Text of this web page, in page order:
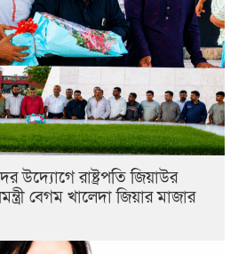
উদ্যোগে রাষ্ট্রপতি জিয়াউর
বেগম খালেদা জিয়ার মাজার